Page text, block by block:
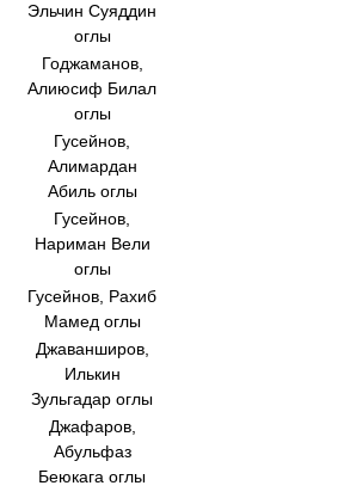
Эльчин Суяддин
оглы
Годжаманов,
Алиюсиф Билал
оглы
Гусейнов,
Алимардан
Абиль оглы
Гусейнов,
Нариман Вели
оглы
Гусейнов, Рахиб
Мамед оглы
Джаванширов,
Илькин
Зульгадар оглы
Джафаров,
Абульфаз
Беюкага оглы